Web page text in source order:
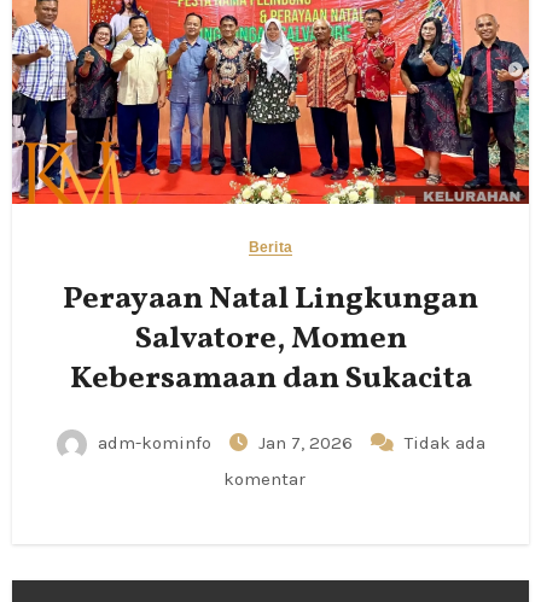
Berita
Perayaan Natal Lingkungan
Salvatore, Momen
Kebersamaan dan Sukacita
adm-kominfo Jan 7, 2026
Tidak ada
komentar